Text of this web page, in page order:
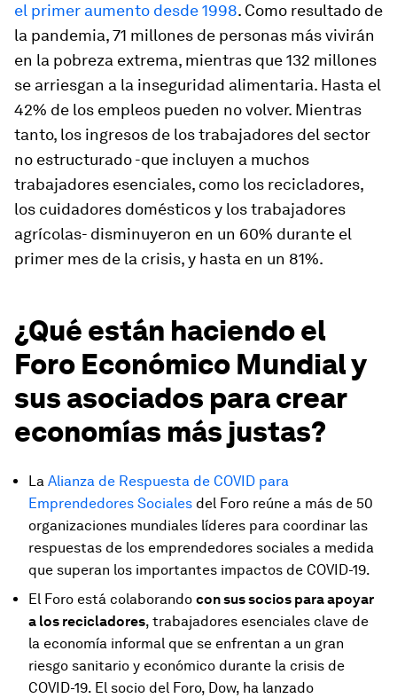
el primer aumento desde 1998. Como resultado de
la pandemia, 71 millones de personas más vivirán
en la pobreza extrema, mientras que 132 millones
se arriesgan a la inseguridad alimentaria. Hasta el
42% de los empleos pueden no volver. Mientras
tanto, los ingresos de los trabajadores del sector
no estructurado -que incluyen a muchos
trabajadores esenciales, como los recicladores,
los cuidadores domésticos y los trabajadores
agrícolas- disminuyeron en un 60% durante el
primer mes de la crisis, y hasta en un 81%.
¿Qué están haciendo el
Foro Económico Mundial y
sus asociados para crear
economías más justas?
La Alianza de Respuesta de COVID para
Emprendedores Sociales del Foro reúne a más de 50
organizaciones mundiales líderes para coordinar las
respuestas de los emprendedores sociales a medida
que superan los importantes impactos de COVID-19.
El Foro está colaborando con sus socios para apoyar
a los recicladores, trabajadores esenciales clave de
la economía informal que se enfrentan a un gran
riesgo sanitario y económico durante la crisis de
COVID-19. El socio del Foro, Dow, ha lanzado